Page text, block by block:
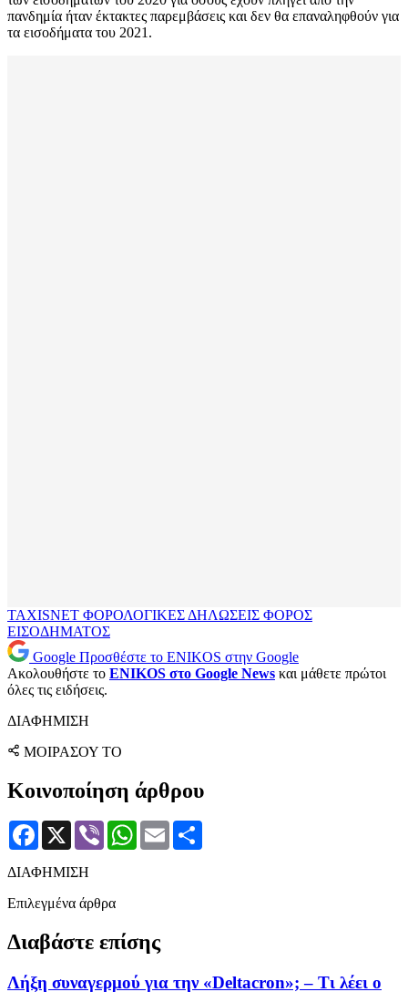
πανδημία ήταν έκτακτες παρεμβάσεις και δεν θα επαναληφθούν για
τα εισοδήματα του 2021.
TAXISNET ΦΟΡΟΛΟΓΙΚΕΣ ΔΗΛΩΣΕΙΣ ΦΟΡΟΣ
ΕΙΣΟΔΗΜΑΤΟΣ
Google Προσθέστε το ENIKOS στην Google
Ακολουθήστε το ENIKOS στο Google News και μάθετε πρώτοι
όλες τις ειδήσεις.
ΔΙΑΦΗΜΙΣΗ
ΜΟΙΡΑΣΟΥ ΤΟ
Κοινοποίηση άρθρου
Facebook
X Viber WhatsApp
Email
ΔΙΑΦΗΜΙΣΗ
Επιλεγμένα άρθρα
Διαβάστε επίσης
Λήξη συναγερμού για την «Deltacron»; – Τι λέει ο